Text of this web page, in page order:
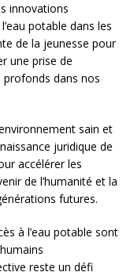
innovations
potable dans les
de la jeunesse pour
une prise de
profonds dans nos
sain et
juridique de
accélérer les
de l’humanité et la
futures.
à l’eau potable sont
reste un défi